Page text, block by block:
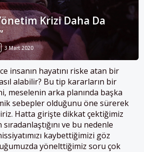
Krizi Daha Da
3 Mart 2020
insanın hayatını riske atan bir
alabilir? Bu tip kararların bir
meselenin arka planında başka
sebepler olduğunu öne sürerek
Hatta girişte dikkat çektiğimiz
ve bu nedenle
kaybettiğimizi göz
yönelttiğimiz soru çok